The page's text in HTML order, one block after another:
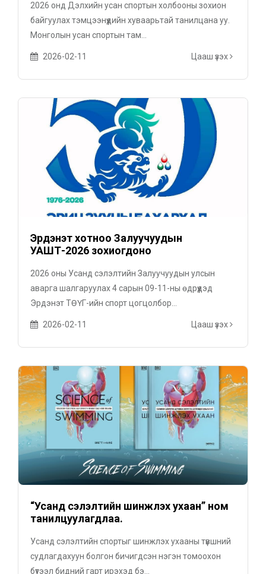
2026 онд Дэлхийн усан спортын холбооны зохион
байгуулах тэмцээнүүдийн хуваарьтай танилцана уу.
Монголын усан спортын там...
2026-02-11 Цааш үзэх
Эрдэнэт хотноо Залуучуудын
УАШТ-2026 зохиогдоно
2026 оны Усанд сэлэлтийн Залуучуудын улсын
аварга шалгаруулах 4 сарын 09-11-ны өдрүүдэд
Эрдэнэт ТӨҮГ-ийн спорт цогцолбор...
2026-02-11 Цааш үзэх
“Усанд сэлэлтийн шинжлэх ухаан” ном
танилцуулагдлаа.
Усанд сэлэлтийн спортыг шинжлэх ухааны түвшний
судлагдахуун болгон бичигдсэн нэгэн томоохон
бүтээл бидний гарт ирэхэд бэ...